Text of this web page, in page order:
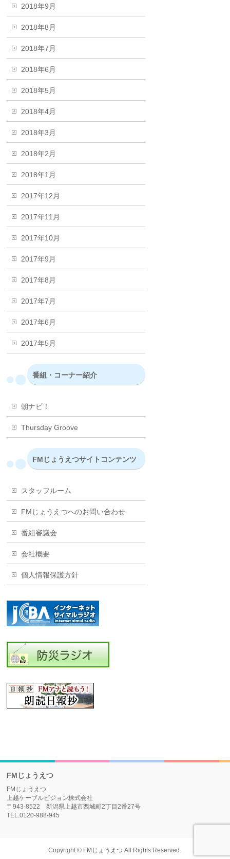
2018年9月
2018年8月
2018年7月
2018年6月
2018年5月
2018年4月
2018年3月
2018年2月
2018年1月
2017年12月
2017年11月
2017年10月
2017年9月
2017年8月
2017年7月
2017年6月
2017年5月
番組・コーナー紹介
朝ナビ！
Thursday Groove
FMじょうえつサイトコンテンツ
スタッフルーム
FMじょうえつへのお問い合わせ
番組審議会
会社概要
個人情報保護方針
FMじょうえつ
FMじょうえつ
上越ケーブルビジョン株式会社
〒943-8522 新潟県上越市西城町2丁目2番27号
TEL.0120-988-945
Copyright © FMじょうえつ All Rights Reserved.